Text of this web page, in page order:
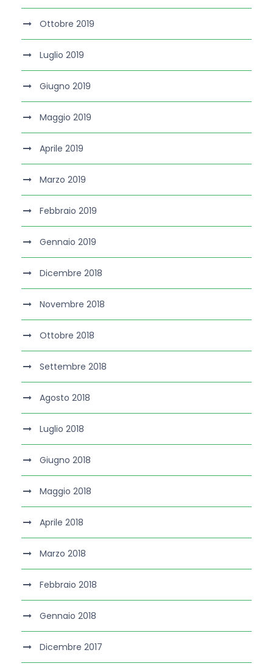
Ottobre 2019
Luglio 2019
Giugno 2019
Maggio 2019
Aprile 2019
Marzo 2019
Febbraio 2019
Gennaio 2019
Dicembre 2018
Novembre 2018
Ottobre 2018
Settembre 2018
Agosto 2018
Luglio 2018
Giugno 2018
Maggio 2018
Aprile 2018
Marzo 2018
Febbraio 2018
Gennaio 2018
Dicembre 2017